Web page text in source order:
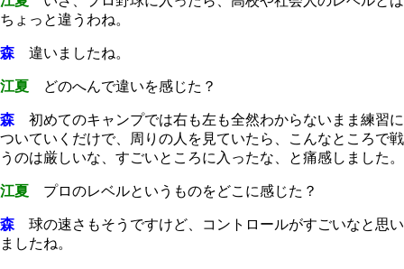
ちょっと違うわね。
森 違いましたね。
江夏 どのへんで違いを感じた？
森 初めてのキャンプでは右も左も全然わからないまま練習に
ついていくだけで、周りの人を見ていたら、こんなところで戦
うのは厳しいな、すごいところに入ったな、と痛感しました。
江夏 プロのレベルというものをどこに感じた？
森 球の速さもそうですけど、コントロールがすごいなと思い
ましたね。